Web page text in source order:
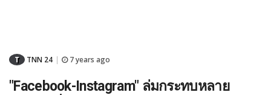
T TNN 24 7 years ago
"Facebook-Instagram" ล่มกระทบหลาย